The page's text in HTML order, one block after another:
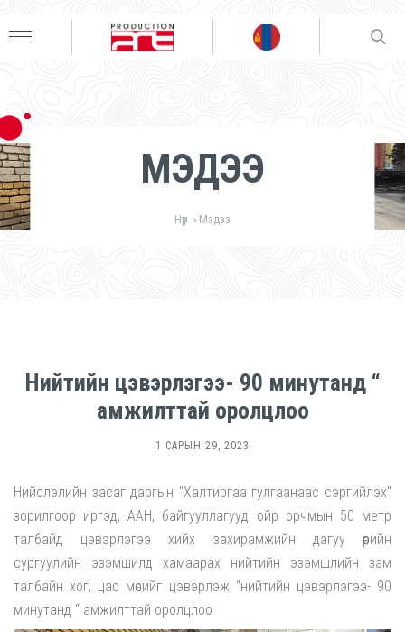
МЭДЭЭ
Нүүр > Мэдээ
Нийтийн цэвэрлэгээ- 90 минутанд “
амжилттай оролцлоо
1 САРЫН 29, 2023
Нийслэлийн засаг даргын "Халтиргаа гулгаанаас сэргийлэх"
зорилгоор иргэд, ААН, байгууллагууд ойр орчмын 50 метр
талбайд цэвэрлэгээ хийх захирамжийн дагуу өөрийн
сургуулийн эзэмшилд хамаарах нийтийн эзэмшлийн зам
талбайн хог, цас мөсийг цэвэрлэж “нийтийн цэвэрлэгээ- 90
минутанд “ амжилттай оролцлоо